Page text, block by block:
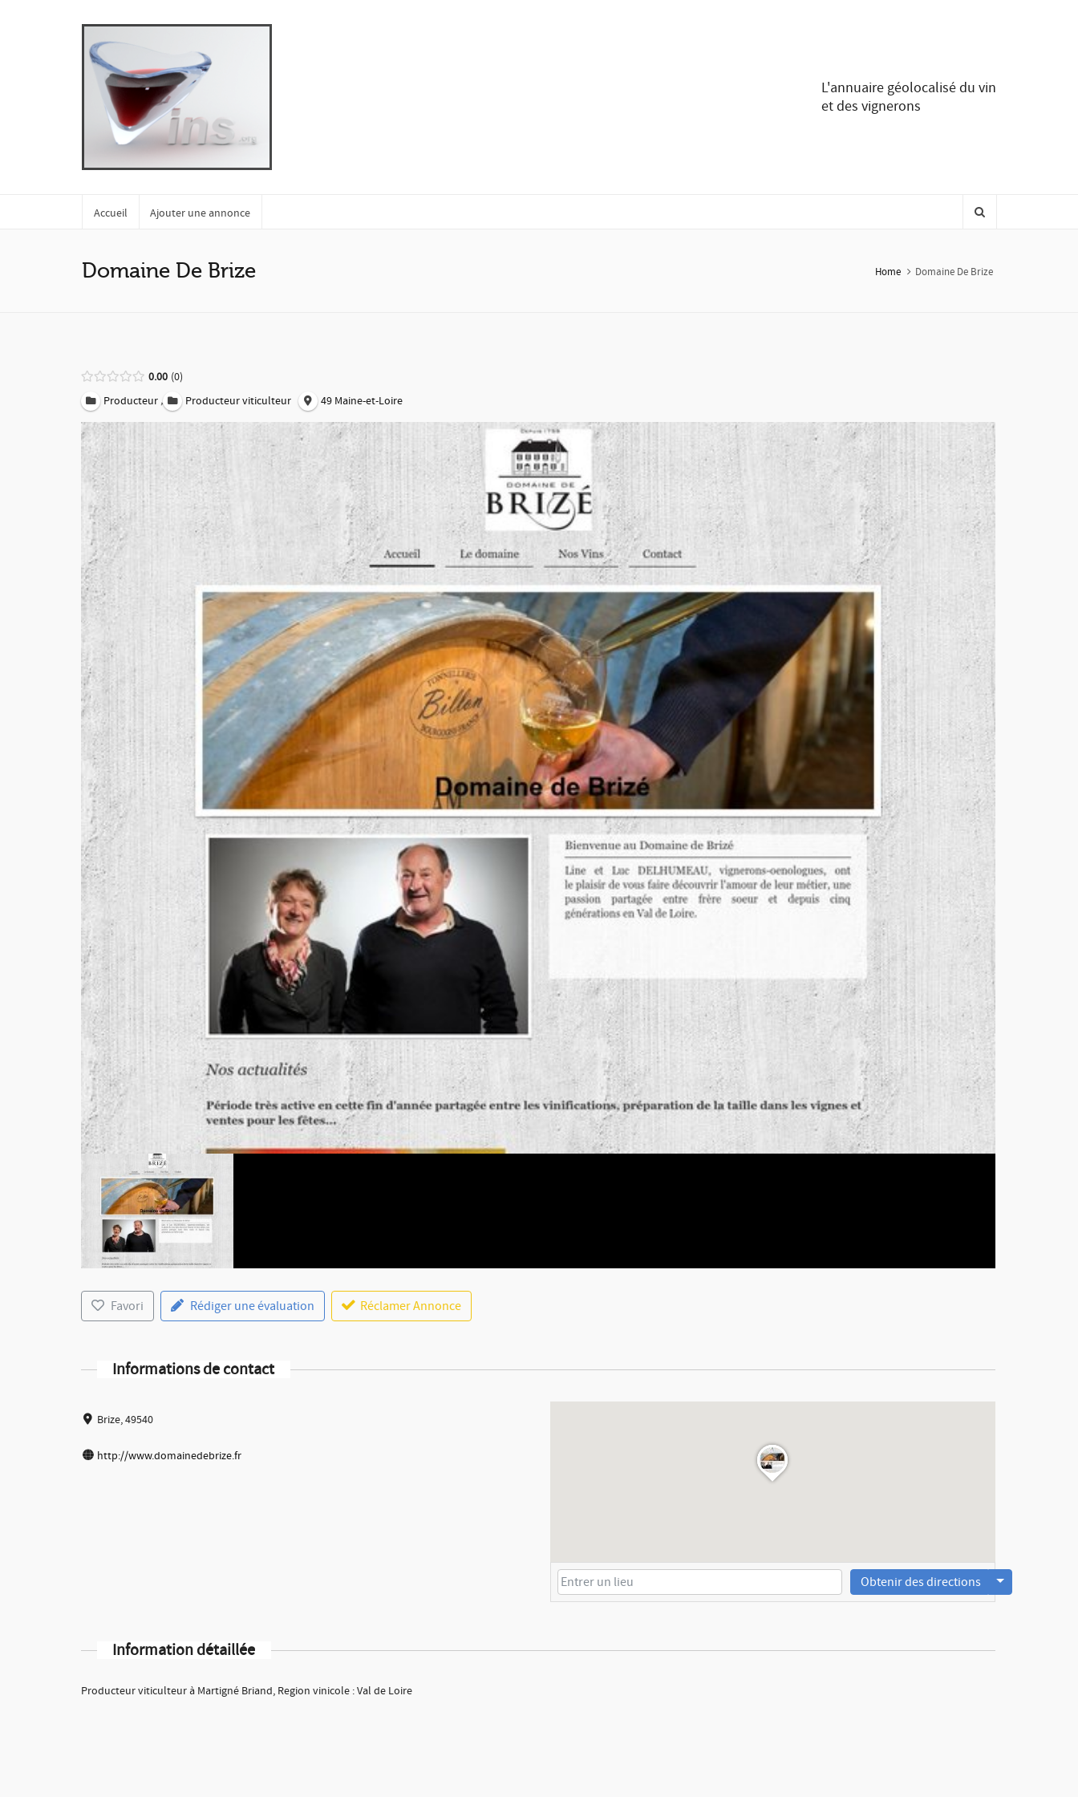
L'annuaire géolocalisé du vin
et des vignerons
Accueil Ajouter une annonce
Domaine De Brize Home Domaine De Brize
0.00 0
Producteur , Producteur viticulteur 49 Maine-et-Loire
Favori Rédiger une évaluation Réclamer Annonce
Informations de contact
Brize, 49540
http://www.domainedebrize.fr
Obtenir des directions
Information détaillée
Producteur viticulteur à Martigné Briand, Region vinicole : Val de Loire